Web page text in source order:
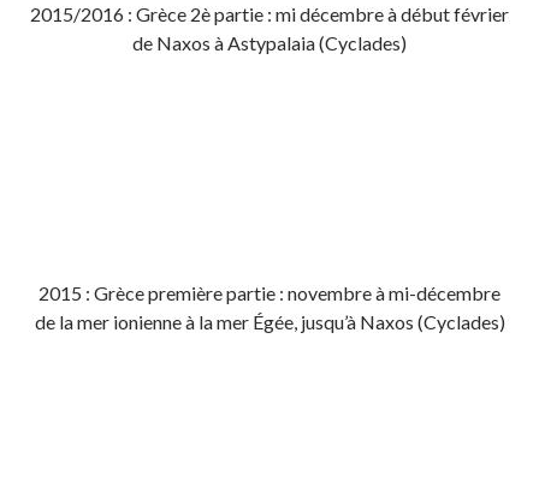
2015/2016 : Grèce 2è partie : mi décembre à début février
de Naxos à Astypalaia (Cyclades)
2015 : Grèce première partie : novembre à mi-décembre
de la mer ionienne à la mer Égée, jusqu’à Naxos (Cyclades)